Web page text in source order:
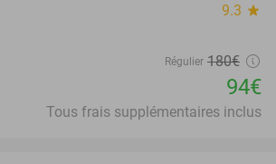
9.3 star
Régulier 180€
94€
Tous frais supplémentaires inclus